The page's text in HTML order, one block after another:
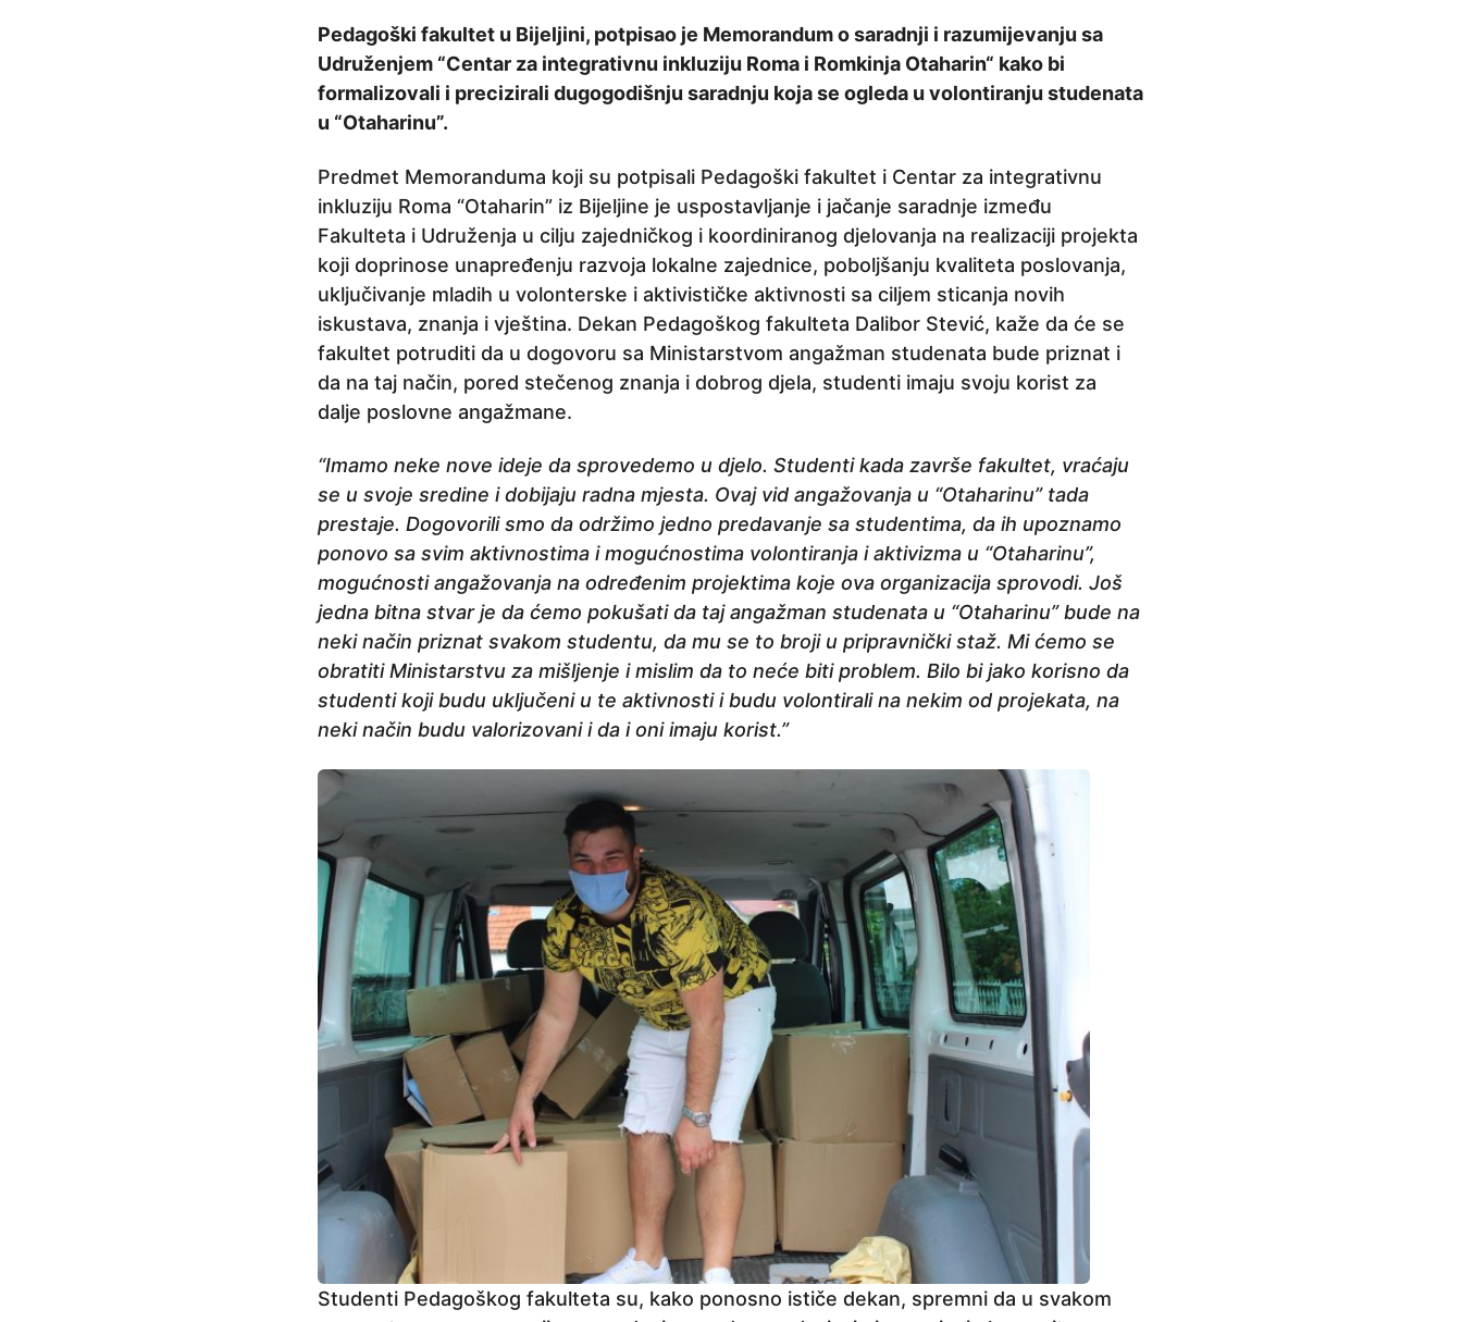
Pedagoški fakultet u Bijeljini, potpisao je Memorandum o saradnji i razumijevanju sa
Udruženjem “Centar za integrativnu inkluziju Roma i Romkinja Otaharin“ kako bi
formalizovali i precizirali dugogodišnju saradnju koja se ogleda u volontiranju studenata
u “Otaharinu”.
Predmet Memoranduma koji su potpisali Pedagoški fakultet i Centar za integrativnu
inkluziju Roma “Otaharin” iz Bijeljine je uspostavljanje i jačanje saradnje između
Fakulteta i Udruženja u cilju zajedničkog i koordiniranog djelovanja na realizaciji projekta
koji doprinose unapređenju razvoja lokalne zajednice, poboljšanju kvaliteta poslovanja,
uključivanje mladih u volonterske i aktivističke aktivnosti sa ciljem sticanja novih
iskustava, znanja i vještina. Dekan Pedagoškog fakulteta Dalibor Stević, kaže da će se
fakultet potruditi da u dogovoru sa Ministarstvom angažman studenata bude priznat i
da na taj način, pored stečenog znanja i dobrog djela, studenti imaju svoju korist za
dalje poslovne angažmane.
“Imamo neke nove ideje da sprovedemo u djelo. Studenti kada završe fakultet, vraćaju
se u svoje sredine i dobijaju radna mjesta. Ovaj vid angažovanja u “Otaharinu” tada
prestaje. Dogovorili smo da održimo jedno predavanje sa studentima, da ih upoznamo
ponovo sa svim aktivnostima i mogućnostima volontiranja i aktivizma u “Otaharinu”,
mogućnosti angažovanja na određenim projektima koje ova organizacija sprovodi. Još
jedna bitna stvar je da ćemo pokušati da taj angažman studenata u “Otaharinu” bude na
neki način priznat svakom studentu, da mu se to broji u pripravnički staž. Mi ćemo se
obratiti Ministarstvu za mišljenje i mislim da to neće biti problem. Bilo bi jako korisno da
studenti koji budu uključeni u te aktivnosti i budu volontirali na nekim od projekata, na
neki način budu valorizovani i da i oni imaju korist.”
Studenti Pedagoškog fakulteta su, kako ponosno ističe dekan, spremni da u svakom